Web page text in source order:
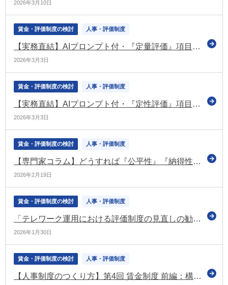
2026年3月10日
賃金・評価制度の検討 人事・評価制度
【実務直結】AIプロンプト付・『定量評価』項目設定シート～KPI・数値目標の具体化をAIで効率化！成果項目事例も豊富に収録～
2026年3月3日
賃金・評価制度の検討 人事・評価制度
【実務直結】AIプロンプト付・『定性評価』項目設定シート～定性評価の言語化を劇的に効率化～
2026年3月3日
賃金・評価制度の検討 人事・評価制度
【専門家コラム】どうすれば『公平性』『納得性』の高い人事評価制度を導入できるのか
2026年2月19日
賃金・評価制度の検討 人事・評価制度
「テレワーク運用における評価制度の見直しの勧め」（テレワーク総合ポータルサイトのコラム）
2026年1月30日
賃金・評価制度の検討 人事・評価制度
【人事制度のつくり方】第4回 賃金制度 前編：構築の手順と設計上の留意点